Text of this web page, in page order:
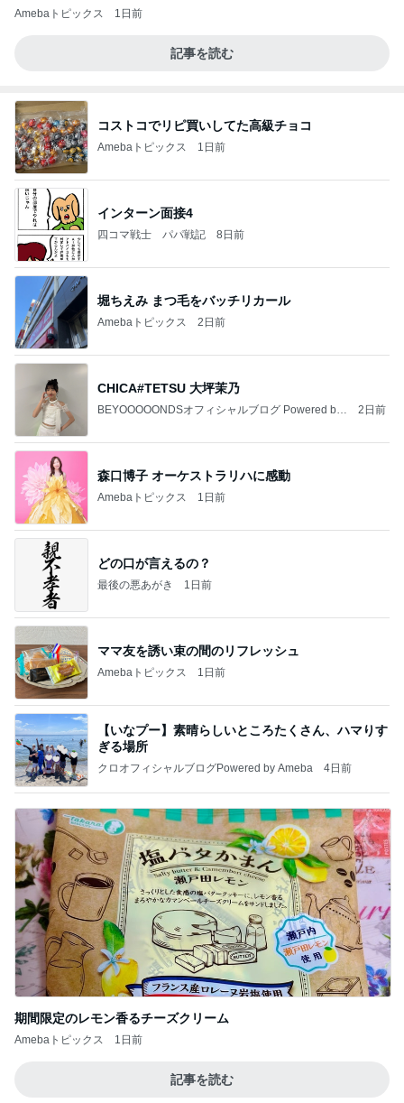
Amebaトピックス 1日前
記事を読む
コストコでリピ買いしてた高級チョコ
Amebaトピックス 1日前
インターン面接4
四コマ戦士 パパ戦記 8日前
堀ちえみ まつ毛をバッチリカール
Amebaトピックス 2日前
CHICA#TETSU 大坪茉乃
BEYOOOOONDSオフィシャルブログ Powered by
2日前
森口博子 オーケストラリハに感動
Amebaトピックス 1日前
どの口が言えるの？
最後の悪あがき 1日前
ママ友を誘い束の間のリフレッシュ
Amebaトピックス 1日前
【いなプー】素晴らしいところたくさん、ハマりす
ぎる場所
クロオフィシャルブログPowered by Ameba 4日前
期間限定のレモン香るチーズクリーム
Amebaトピックス 1日前
記事を読む